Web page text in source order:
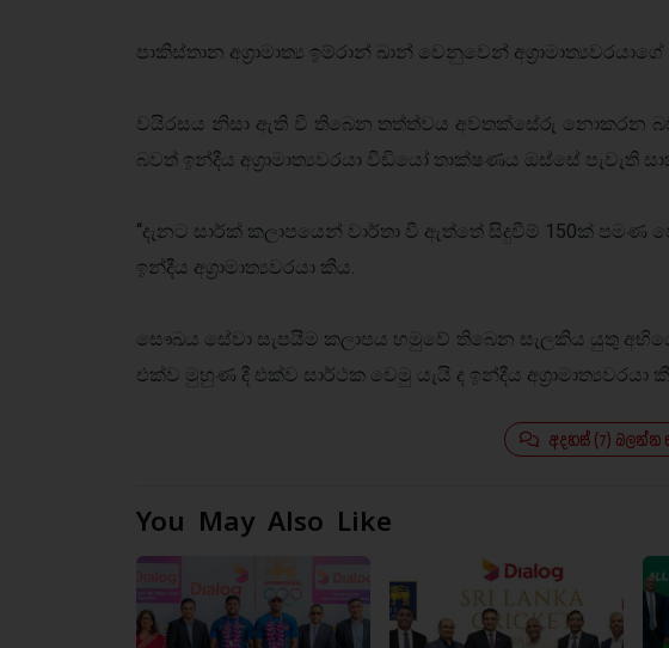
පාකිස්තාන අග්‍රාමාත්‍ය ඉම්රාන් ඛාන් වෙනුවෙන්
වයිරසය නිසා ඇති වී තිබෙන තත්ත්වය අවතක්සේරු නොකරන
බවත් ඉන්දීය අග්‍රාමාත්‍යවරයා වීඩියෝ තාක්ෂණය ඔස්සේ පැවැති
‘‘දැනට සාර්ක් කලාපයෙන් වාර්තා වී ඇත්තේ සිදුවීම් 150ක්
ඉන්දීය අග්‍රාමාත්‍යවරයා කීය.
සෞඛය සේවා සැපයීම කලාපය හමුවේ තිබෙන සැලකිය යුතු
එක්ව මුහුණ දී එක්ව සාර්ථක වෙමු යැයි ද ඉන්දීය අග්‍රාමාත්‍යවරයා
අදහස් (7)
You May Also Like